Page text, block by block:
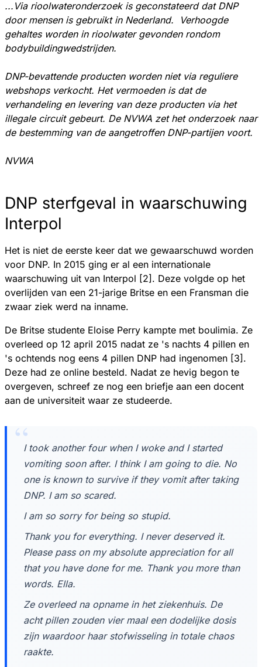
...Via rioolwateronderzoek is geconstateerd dat DNP
door mensen is gebruikt in Nederland. Verhoogde
gehaltes worden in rioolwater gevonden rondom
bodybuildingwedstrijden.
DNP-bevattende producten worden niet via reguliere
webshops verkocht. Het vermoeden is dat de
verhandeling en levering van deze producten via het
illegale circuit gebeurt. De NVWA zet het onderzoek naar
de bestemming van de aangetroffen DNP-partijen voort.
NVWA
DNP sterfgeval in waarschuwing
Interpol
Het is niet de eerste keer dat we gewaarschuwd worden
voor DNP. In 2015 ging er al een internationale
waarschuwing uit van Interpol [2]. Deze volgde op het
overlijden van een 21-jarige Britse en een Fransman die
zwaar ziek werd na inname.
De Britse studente Eloise Perry kampte met boulimia. Ze
overleed op 12 april 2015 nadat ze 's nachts 4 pillen en
's ochtends nog eens 4 pillen DNP had ingenomen [3].
Deze had ze online besteld. Nadat ze hevig begon te
overgeven, schreef ze nog een briefje aan een docent
aan de universiteit waar ze studeerde.
I took another four when I woke and I started
vomiting soon after. I think I am going to die. No
one is known to survive if they vomit after taking
DNP. I am so scared.
I am so sorry for being so stupid.
Thank you for everything. I never deserved it.
Please pass on my absolute appreciation for all
that you have done for me. Thank you more than
words. Ella.
Ze overleed na opname in het ziekenhuis. De
acht pillen zouden vier maal een dodelijke dosis
zijn waardoor haar stofwisseling in totale chaos
raakte.